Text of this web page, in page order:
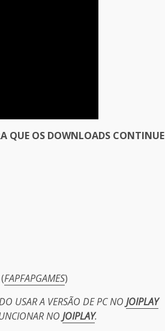
QUE OS DOWNLOADS CONTINUE
FAPFAPGAMES)
USAR A VERSÃO DE PC NO JOIPLAY
NO JOIPLAY.